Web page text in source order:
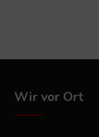
Wir vor Ort